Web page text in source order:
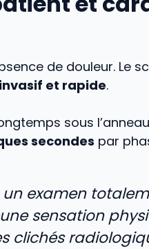
de douleur. Le
et rapide.
sous
secondes par
un examen
sensation
clichés